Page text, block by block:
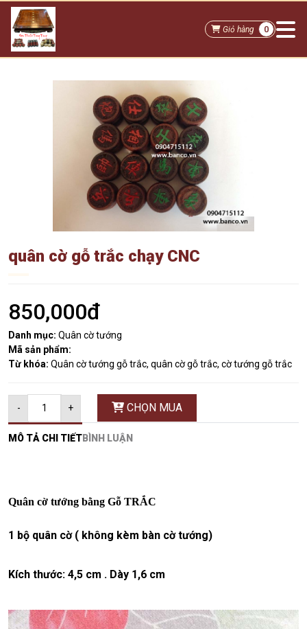
Giỏ hàng 0
quân cờ gỗ trắc chạy CNC
850,000đ
Danh mục: Quân cờ tướng
Mã sản phẩm:
Từ khóa: Quân cờ tướng gỗ trắc, quân cờ gỗ trắc, cờ tướng gỗ trắc
- + CHỌN MUA
MÔ TẢ CHI TIẾTBÌNH LUẬN
Quân cờ tướng bằng Gỗ TRẮC
1 bộ quân cờ ( không kèm bàn cờ tướng)
Kích thước: 4,5 cm . Dày 1,6 cm